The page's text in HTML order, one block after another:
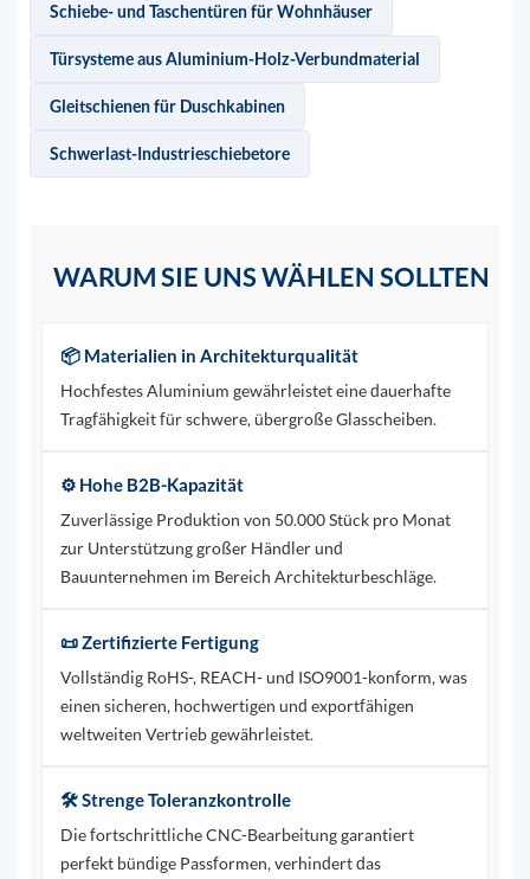
Schiebe- und Taschentüren für Wohnhäuser
Türsysteme aus Aluminium-Holz-Verbundmaterial
Gleitschienen für Duschkabinen
Schwerlast-Industrieschiebetore
WARUM SIE UNS WÄHLEN SOLLTEN
📦 Materialien in Architekturqualität
Hochfestes Aluminium gewährleistet eine dauerhafte
Tragfähigkeit für schwere, übergroße Glasscheiben.
⚙️ Hohe B2B-Kapazität
Zuverlässige Produktion von 50.000 Stück pro Monat
zur Unterstützung großer Händler und
Bauunternehmen im Bereich Architekturbeschläge.
📜 Zertifizierte Fertigung
Vollständig RoHS-, REACH- und ISO9001-konform, was
einen sicheren, hochwertigen und exportfähigen
weltweiten Vertrieb gewährleistet.
🛠️ Strenge Toleranzkontrolle
Die fortschrittliche CNC-Bearbeitung garantiert
perfekt bündige Passformen, verhindert das